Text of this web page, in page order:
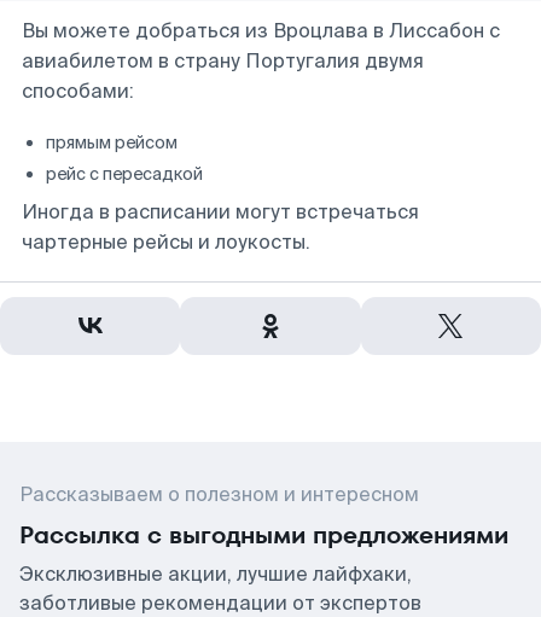
Вы можете добраться из Вроцлава в Лиссабон с
авиабилетом в страну Португалия двумя
способами:
прямым рейсом
рейс с пересадкой
Иногда в расписании могут встречаться
чартерные рейсы и лоукосты.
Рассказываем о полезном и интересном
Рассылка с выгодными предложениями
Эксклюзивные акции, лучшие лайфхаки,
заботливые рекомендации от экспертов